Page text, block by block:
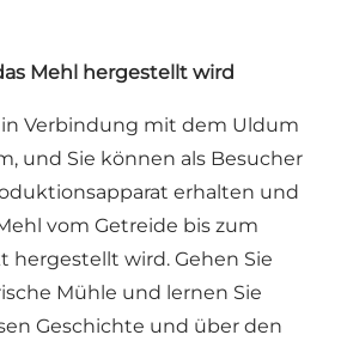
Mehl hergestellt wird
Verbindung mit dem Uldum
und Sie können als Besucher
erhalten und
vom Getreide bis zum
hergestellt wird. Gehen Sie
Mühle und lernen Sie
Geschichte und über den